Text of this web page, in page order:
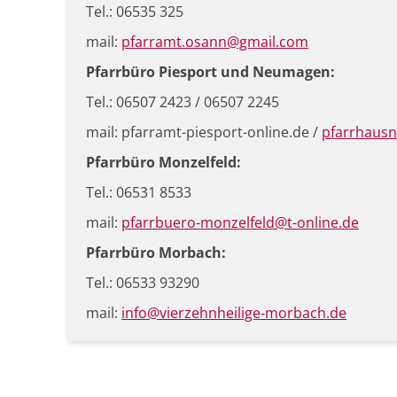
Tel.: 06535 325
mail: pfarramt.osann@gmail.com
Pfarrbüro Piesport und Neumagen:
Tel.: 06507 2423 / 06507 2245
mail: pfarramt-piesport-online.de /
Pfarrbüro Monzelfeld:
Tel.: 06531 8533
mail: pfarrbuero-monzelfeld@t-online.de
Pfarrbüro Morbach:
Tel.: 06533 93290
mail: info@vierzehnheilige-morbach.de